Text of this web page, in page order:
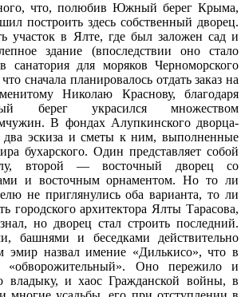
что, полюбив Южный берег Крыма,
построить здесь собственный дворец.
участок в Ялте, где был заложен сад и
здание (впоследствии оно стало
санатория для моряков Черноморского
сначала планировалось отдать заказ на
Николаю Краснову, благодаря
берег украсился множеством
В фондах Алупкинского дворца-
два эскиза и сметы к ним, выполненные
бухарского. Один представляет собой
второй — восточный дворец со
и восточным орнаментом. Но то ли
не приглянулись оба варианта, то ли
городского архитектора Ялты Тарасова,
но дворец стал строить последний.
башнями и беседками действительно
эмир назвал имение «Дилькисо», что в
«обворожительный». Оно пережило и
владыку, и хаос Гражданской войны, в